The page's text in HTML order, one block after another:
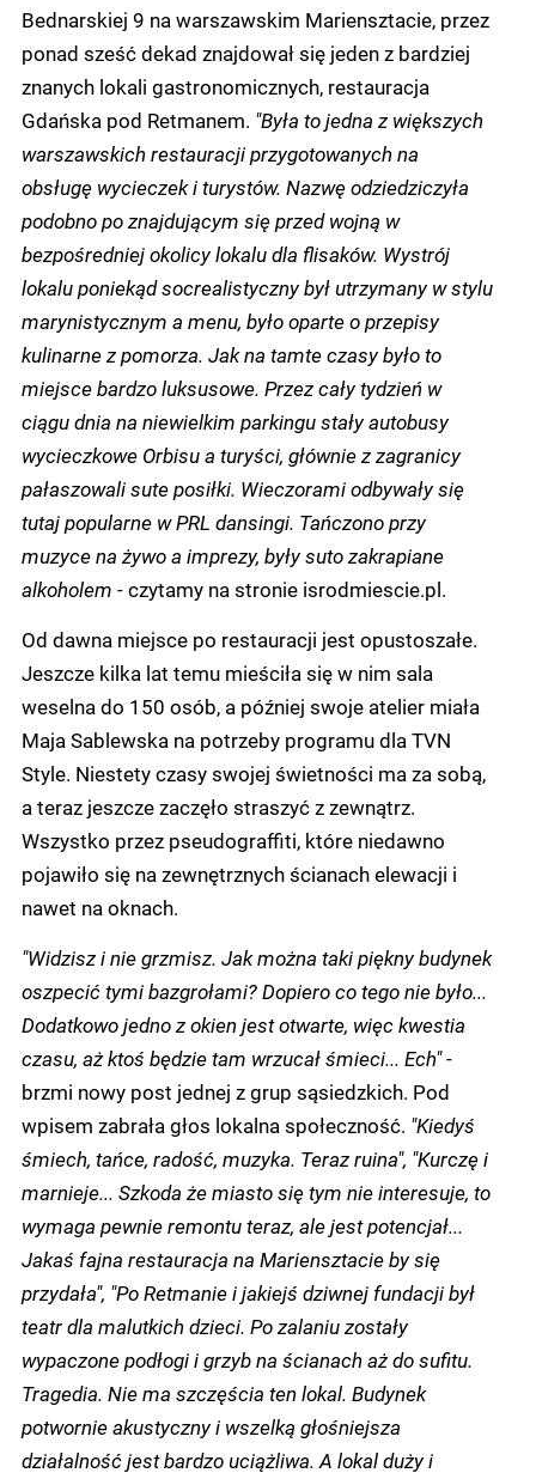
Bednarskiej 9 na warszawskim Mariensztacie, przez
ponad sześć dekad znajdował się jeden z bardziej
znanych lokali gastronomicznych, restauracja
Gdańska pod Retmanem. "Była to jedna z większych
warszawskich restauracji przygotowanych na
obsługę wycieczek i turystów. Nazwę odziedziczyła
podobno po znajdującym się przed wojną w
bezpośredniej okolicy lokalu dla flisaków. Wystrój
lokalu poniekąd socrealistyczny był utrzymany w stylu
marynistycznym a menu, było oparte o przepisy
kulinarne z pomorza. Jak na tamte czasy było to
miejsce bardzo luksusowe. Przez cały tydzień w
ciągu dnia na niewielkim parkingu stały autobusy
wycieczkowe Orbisu a turyści, głównie z zagranicy
pałaszowali sute posiłki. Wieczorami odbywały się
tutaj popularne w PRL dansingi. Tańczono przy
muzyce na żywo a imprezy, były suto zakrapiane
alkoholem - czytamy na stronie isrodmiescie.pl.
Od dawna miejsce po restauracji jest opustoszałe.
Jeszcze kilka lat temu mieściła się w nim sala
weselna do 150 osób, a później swoje atelier miała
Maja Sablewska na potrzeby programu dla TVN
Style. Niestety czasy swojej świetności ma za sobą,
a teraz jeszcze zaczęło straszyć z zewnątrz.
Wszystko przez pseudograffiti, które niedawno
pojawiło się na zewnętrznych ścianach elewacji i
nawet na oknach.
"Widzisz i nie grzmisz. Jak można taki piękny budynek
oszpecić tymi bazgrołami? Dopiero co tego nie było...
Dodatkowo jedno z okien jest otwarte, więc kwestia
czasu, aż ktoś będzie tam wrzucał śmieci... Ech"-
brzmi nowy post jednej z grup sąsiedzkich. Pod
wpisem zabrała głos lokalna społeczność. "Kiedyś
śmiech, tańce, radość, muzyka. Teraz ruina", "Kurczę i
marnieje... Szkoda że miasto się tym nie interesuje, to
wymaga pewnie remontu teraz, ale jest potencjał...
Jakaś fajna restauracja na Mariensztacie by się
przydała", "Po Retmanie i jakiejś dziwnej fundacji był
teatr dla malutkich dzieci. Po zalaniu zostały
wypaczone podłogi i grzyb na ścianach aż do sufitu.
Tragedia. Nie ma szczęścia ten lokal. Budynek
potwornie akustyczny i wszelką głośniejsza
działalność jest bardzo uciążliwa. A lokal duży i